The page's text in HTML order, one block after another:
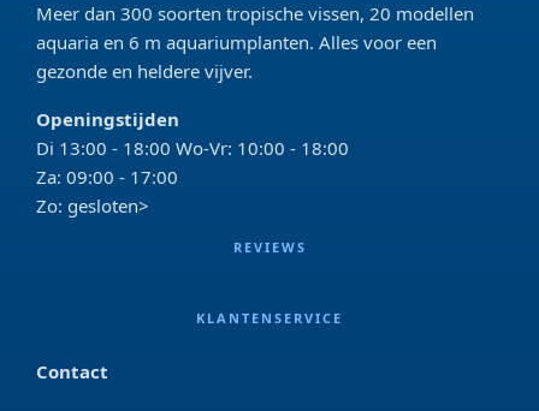
Meer dan 300 soorten tropische vissen, 20 modellen
aquaria en 6 m aquariumplanten. Alles voor een
gezonde en heldere vijver.
Openingstijden
Di 13:00 - 18:00 Wo-Vr: 10:00 - 18:00
Za: 09:00 - 17:00
Zo: gesloten>
REVIEWS
KLANTENSERVICE
Contact